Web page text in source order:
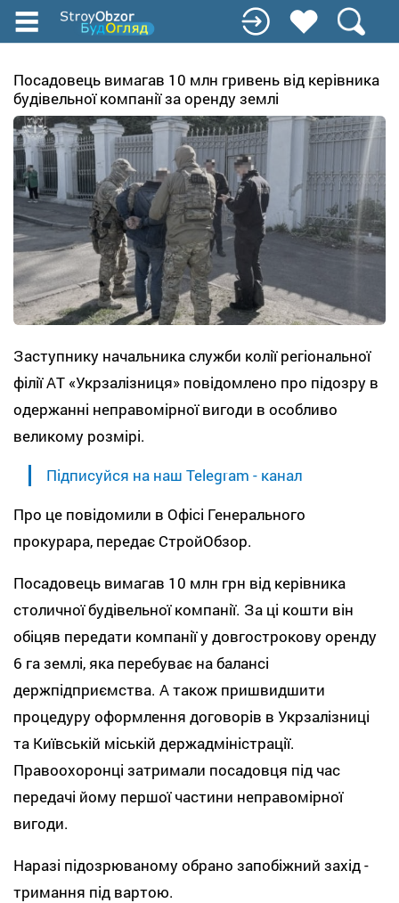
Перейти
содержанию
Посадовець вимагав 10 млн гривень від керівника
будівельної компанії за оренду землі
Заступнику начальника служби колії регіональної
філії АТ «Укрзалізниця» повідомлено про підозру в
одержанні неправомірної вигоди в особливо
великому розмірі.
Підписуйся на наш Telegram - канал
Про це повідомили в Офісі Генерального
прокурара, передає СтройОбзор.
Посадовець вимагав 10 млн грн від керівника
столичної будівельної компанії. За ці кошти він
обіцяв передати компанії у довгострокову оренду
6 га землі, яка перебуває на балансі
держпідприємства. А також пришвидшити
процедуру оформлення договорів в Укрзалізниці
та Київській міській держадміністрації.
Правоохоронці затримали посадовця під час
передачі йому першої частини неправомірної
вигоди.
Наразі підозрюваному обрано запобіжний захід -
тримання під вартою.